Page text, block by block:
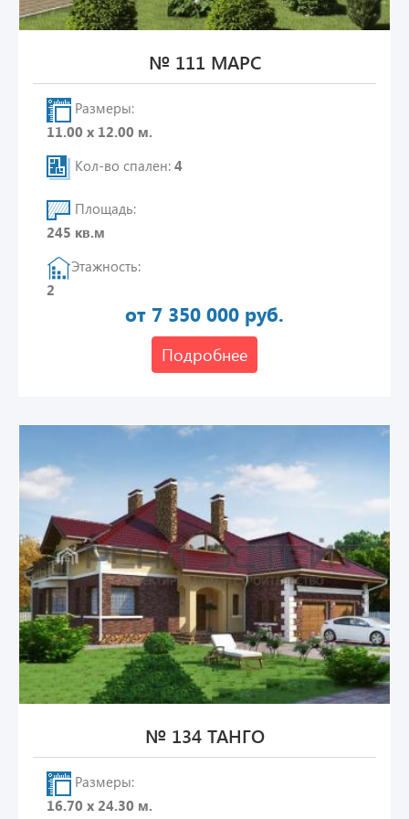
№ 111 МАРС
Размеры:
11.00 х 12.00 м.
Кол-во спален: 4
Площадь:
245 кв.м
Этажность:
2
от 7 350 000 руб.
Подробнее
№ 134 ТАНГО
Размеры:
16.70 х 24.30 м.